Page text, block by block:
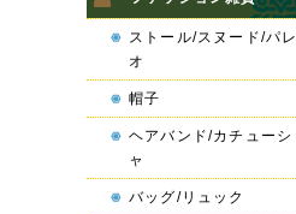
ストール/スヌード/パレ
オ
帽子
ヘアバンド/カチューシ
ャ
バッグ/リュック